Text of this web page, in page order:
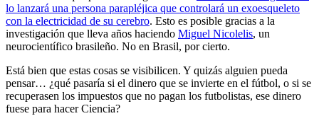
lo lanzará una persona parapléjica que controlará un exoesqueleto
con la electricidad de su cerebro. Esto es posible gracias a la
investigación que lleva años haciendo Miguel Nicolelis, un
neurocientífico brasileño. No en Brasil, por cierto.
Está bien que estas cosas se visibilicen. Y quizás alguien pueda
pensar… ¿qué pasaría si el dinero que se invierte en el fútbol, o si se
recuperasen los impuestos que no pagan los futbolistas, ese dinero
fuese para hacer Ciencia?